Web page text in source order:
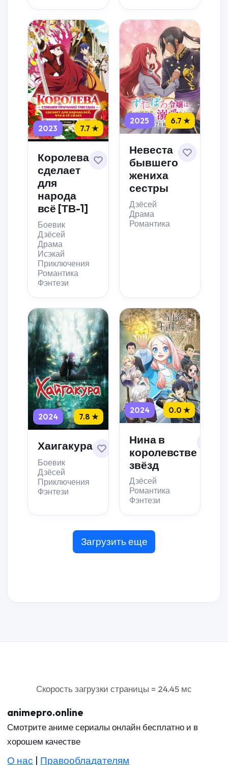
2023 7.7 ★
Королева
сделает
для
народа
всё [ТВ-1]
Боевик
Дзёсей
Драма
Исэкай
Приключения
Романтика
Фэнтези
2025 6.7 ★
Невеста
бывшего
жениха
сестры
Дзёсей
Драма
Романтика
2024 7.8 ★
Хаигакура
Боевик
Дзёсей
Приключения
Фэнтези
2024 0.0 ★
Нина в
королевстве
звёзд
Дзёсей
Романтика
Фэнтези
Загрузить еще
Скорость загрузки страницы = 24.45 мс
animepro.online
Смотрите аниме сериалы онлайн бесплатно и в
хорошем качестве
О нас | Правообладателям